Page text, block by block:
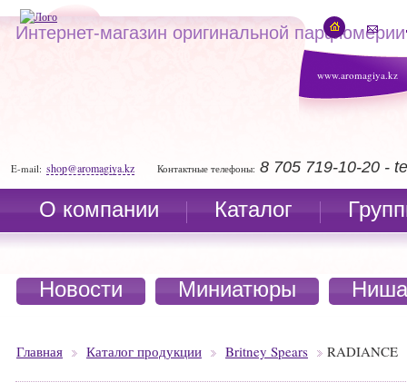
www.aromagiya.kz
Интернет-магазин оригинальной парфюмерии
E-mail: shop@aromagiya.kz Контактные телефоны: 8 705 719-10-20 -
О компании Каталог
Новости Миниатюры
Главная Каталог продукции Britney Spears RADIANCE